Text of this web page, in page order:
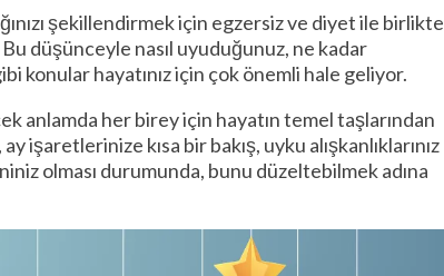
şekillendirmek için egzersiz ve diyet ile birlikte
düşünceyle nasıl uyuduğunuz, ne kadar
konular hayatınız için çok önemli hale geliyor.
anlamda her birey için hayatın temel taşlarından
işaretlerinize kısa bir bakış, uyku alışkanlıklarınız
olması durumunda, bunu düzeltebilmek adına